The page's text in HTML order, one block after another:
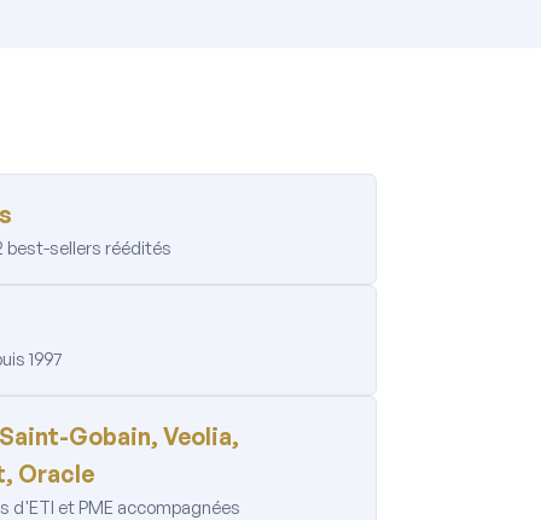
best-sellers réédités
1997
Gobain, Veolia,
Oracle
d'ETI et PME accompagnées